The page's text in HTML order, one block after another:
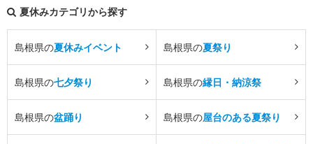
夏休みカテゴリから探す
島根県の夏休みイベント 島根県の夏祭り
島根県の七夕祭り 島根県の縁日・納涼祭
島根県の盆踊り 島根県の屋台のある夏祭り